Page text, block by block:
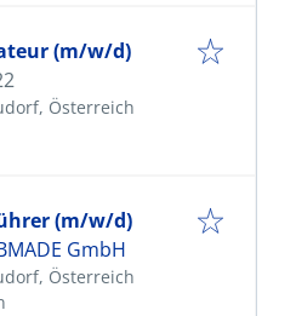
(m/w/d)
Österreich
(m/w/d)
GmbH
Österreich